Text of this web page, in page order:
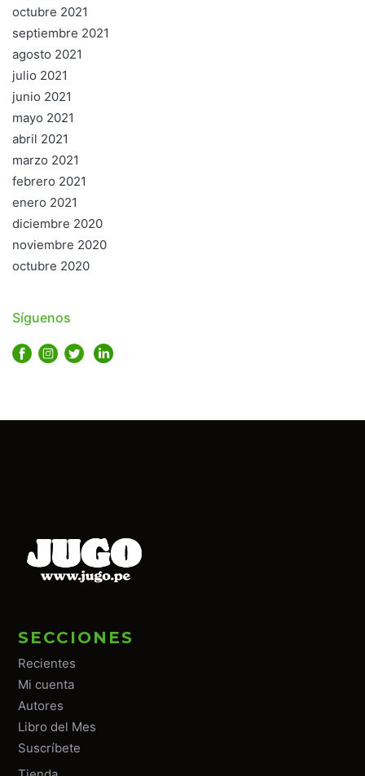
octubre 2021
septiembre 2021
agosto 2021
julio 2021
junio 2021
mayo 2021
abril 2021
marzo 2021
febrero 2021
enero 2021
diciembre 2020
noviembre 2020
octubre 2020
Síguenos
SECCIONES
Recientes
Mi cuenta
Autores
Libro del Mes
Suscríbete